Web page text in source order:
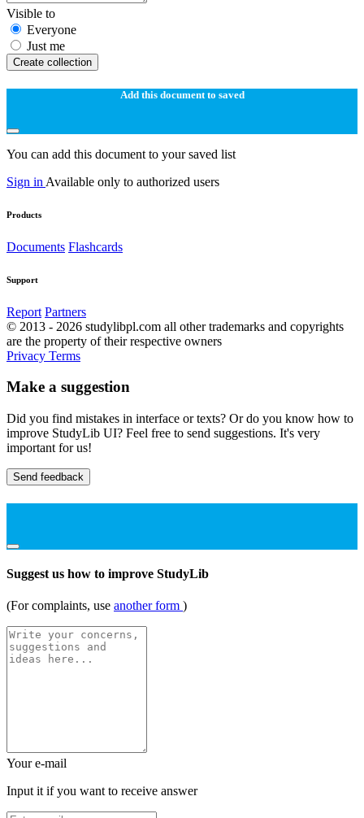
Visible to
Everyone
Just me
Create collection
Add this document to saved
You can add this document to your saved list
Sign in Available only to authorized users
Products
Documents Flashcards
Support
Report Partners
© 2013 - 2026 studylibpl.com all other trademarks and copyrights
are the property of their respective owners
Privacy Terms
Make a suggestion
Did you find mistakes in interface or texts? Or do you know how to
improve StudyLib UI? Feel free to send suggestions. It's very
important for us!
Send feedback
Suggest us how to improve StudyLib
(For complaints, use another form )
Your e-mail
Input it if you want to receive answer